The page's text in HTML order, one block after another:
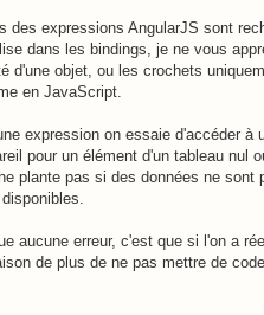
des expressions AngularJS sont
dans les bindings, je ne vous
d'une objet, ou les crochets
en JavaScript.
expression on essaie d'accéder à
pour un élément d'un tableau nul
plante pas si des données ne sont
aucune erreur, c'est que si l'on a
de plus de ne pas mettre de